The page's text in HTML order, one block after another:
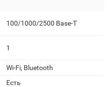
100/1000/2500 Base-T
1
Wi-Fi, Bluetooth
Есть